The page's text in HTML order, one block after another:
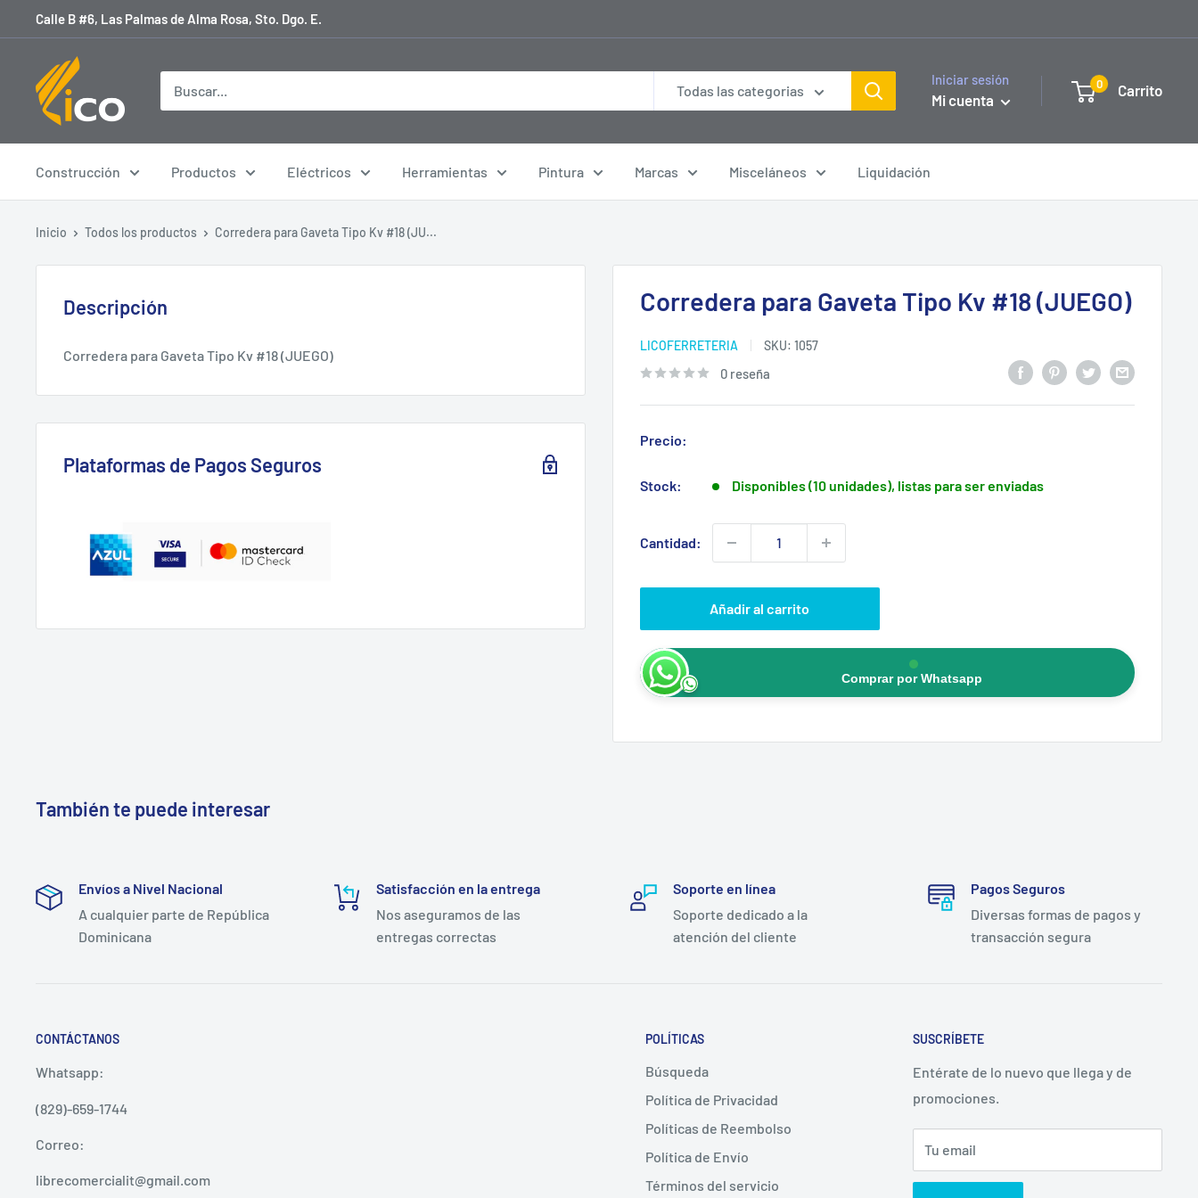
directamente
contenido
Calle B #6, Las Palmas de Alma Rosa, Sto. Dgo. E.
licoferreteria
Todas las categorias
Iniciar sesión
Mi cuenta
0 Carrito
Construcción Productos Eléctricos Herramientas Pintura Marcas Misceláneos Liquidación
Inicio Todos los productos Corredera para Gaveta Tipo Kv #18 (JU...
Corredera para Gaveta Tipo Kv #18 (JUEGO)
LICOFERRETERIA SKU: 1057
0 reseña
Precio:
Stock: Disponibles (10 unidades), listas para ser enviadas
Cantidad:
Añadir al carrito
Comprar por Whatsapp
Descripción
Corredera para Gaveta Tipo Kv #18 (JUEGO)
Plataformas de Pagos Seguros
También te puede interesar
Envíos a Nivel Nacional
A cualquier parte de República
Dominicana
Satisfacción en la entrega
Nos aseguramos de las
entregas correctas
Soporte en línea
Soporte dedicado a la
atención del cliente
Pagos Seguros
Diversas formas de pagos y
transacción segura
CONTÁCTANOS
Whatsapp:
(829)-659-1744
Correo:
librecomercialit@gmail.com
POLÍTICAS
Búsqueda
Política de Privacidad
Políticas de Reembolso
Política de Envío
Términos del servicio
SUSCRÍBETE
Entérate de lo nuevo que llega y de
promociones.
Tu email